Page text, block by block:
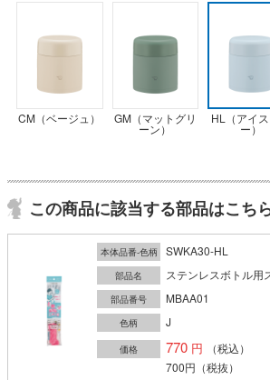
CM（ベージュ） GM（マットグリ
ーン）
HL（アイ
ー）
この商品に該当する部品はこち
本体品番-色柄 SWKA30-HL
部品名 ステンレスボトル用
部品番号 MBAA01
色柄 J
価格 770
（税込）
700円 （税抜）